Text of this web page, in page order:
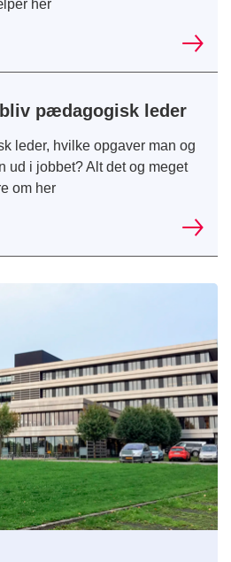
her
pædagogisk leder
leder, hvilke opgaver man og
ud i jobbet? Alt det og meget
om her